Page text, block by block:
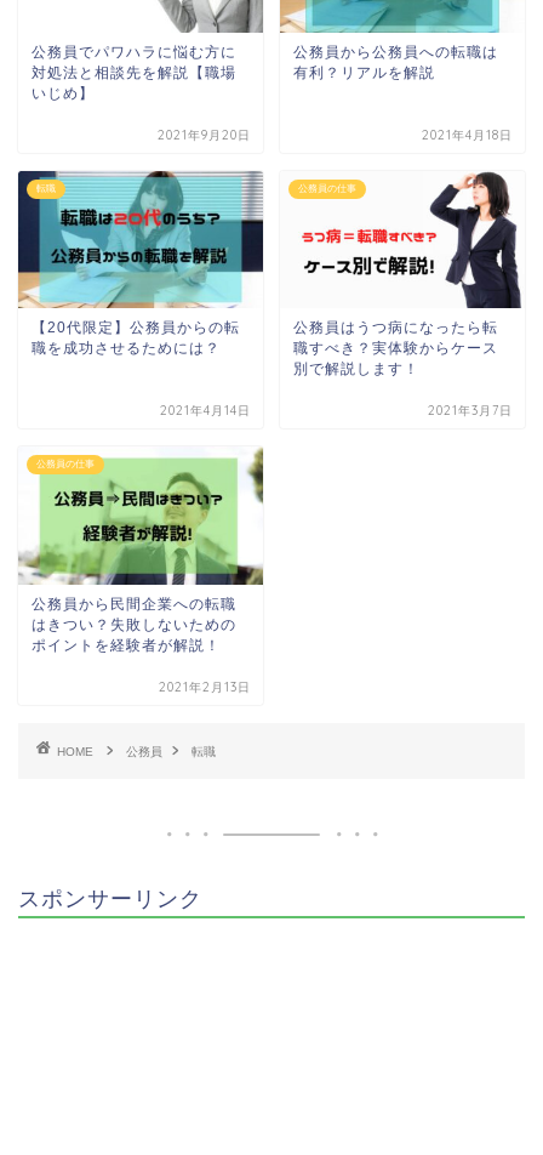
公務員でパワハラに悩む方に
対処法と相談先を解説【職場
いじめ】
2021年9月20日
公務員から公務員への転職は
有利？リアルを解説
2021年4月18日
転職
【20代限定】公務員からの転
職を成功させるためには？
2021年4月14日
公務員の仕事
公務員はうつ病になったら転
職すべき？実体験からケース
別で解説します！
2021年3月7日
公務員の仕事
公務員から民間企業への転職
はきつい？失敗しないための
ポイントを経験者が解説！
2021年2月13日
HOME 公務員 転職
スポンサーリンク